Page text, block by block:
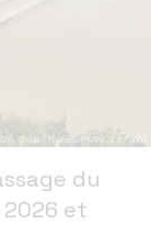
© A. Colas / Thalassa FRANCE 3 / 2003
du
et